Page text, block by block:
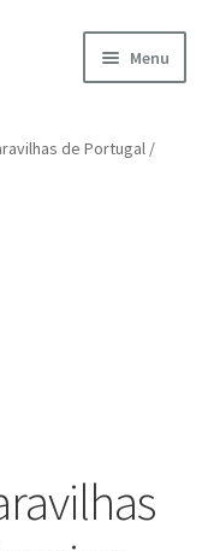
Menu
de Portugal /